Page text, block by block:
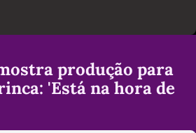
produção para
'Está na hora de